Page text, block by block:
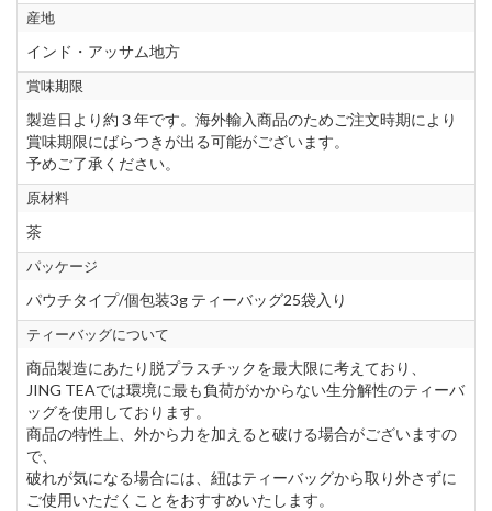
産地
インド・アッサム地方
賞味期限
製造日より約３年です。海外輸入商品のためご注文時期により
賞味期限にばらつきが出る可能がございます。
予めご了承ください。
原材料
茶
パッケージ
パウチタイプ/個包装3g ティーバッグ25袋入り
ティーバッグについて
商品製造にあたり脱プラスチックを最大限に考えており、
JING TEAでは環境に最も負荷がかからない生分解性のティーバ
ッグを使用しております。
商品の特性上、外から力を加えると破ける場合がございますの
で、
破れが気になる場合には、紐はティーバッグから取り外さずに
ご使用いただくことをおすすめいたします。